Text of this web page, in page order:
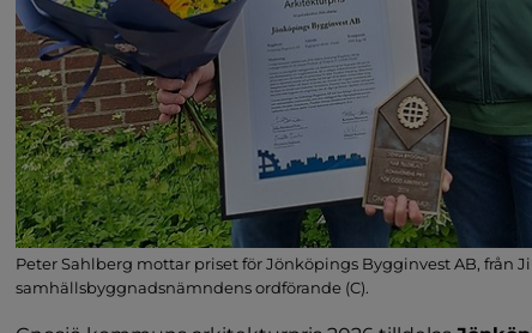
Peter Sahlberg mottar priset för Jönköpings Bygginvest AB, från
samhällsbyggnadsnämndens ordförande (C).